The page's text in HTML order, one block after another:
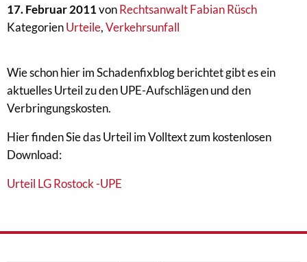
17. Februar 2011vonRechtsanwalt Fabian Rüsch
KategorienUrteile,Verkehrsunfall
Wie schon hier im Schadenfixblog berichtet gibt es ein
aktuelles Urteil zu den UPE-Aufschlägen und den
Verbringungskosten.
Hier finden Sie das Urteil im Volltext zum kostenlosen
Download:
Urteil LG Rostock -UPE